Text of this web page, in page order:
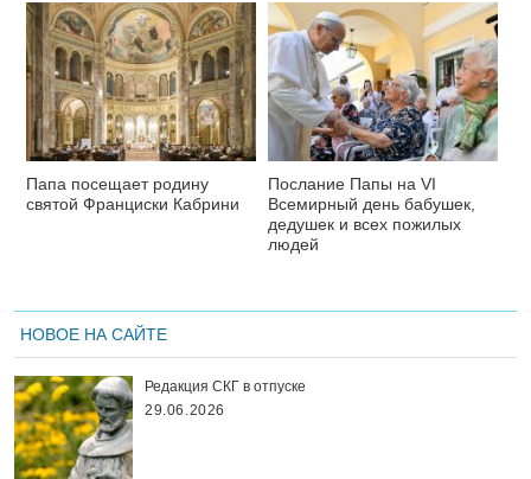
Папа посещает родину
святой Франциски Кабрини
Послание Папы на VI
Всемирный день бабушек,
дедушек и всех пожилых
людей
НОВОЕ НА САЙТЕ
Редакция СКГ в отпуске
29.06.2026